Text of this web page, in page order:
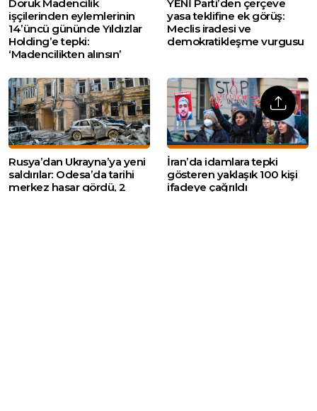
Doruk Madencilik
işçilerinden eylemlerinin
14’üncü gününde Yıldızlar
Holding’e tepki:
‘Madencilikten alınsın’
YENİ Parti’den çerçeve
yasa teklifine ek görüş:
Meclis iradesi ve
demokratikleşme vurgusu
Rusya’dan Ukrayna’ya yeni
saldırılar: Odesa’da tarihi
merkez hasar gördü, 2
İran’da idamlara tepki
gösteren yaklaşık 100 kişi
ifadeye çağrıldı